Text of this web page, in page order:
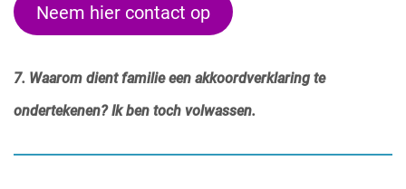
Neem hier contact op
7. Waarom dient familie een akkoordverklaring te
ondertekenen? Ik ben toch volwassen.